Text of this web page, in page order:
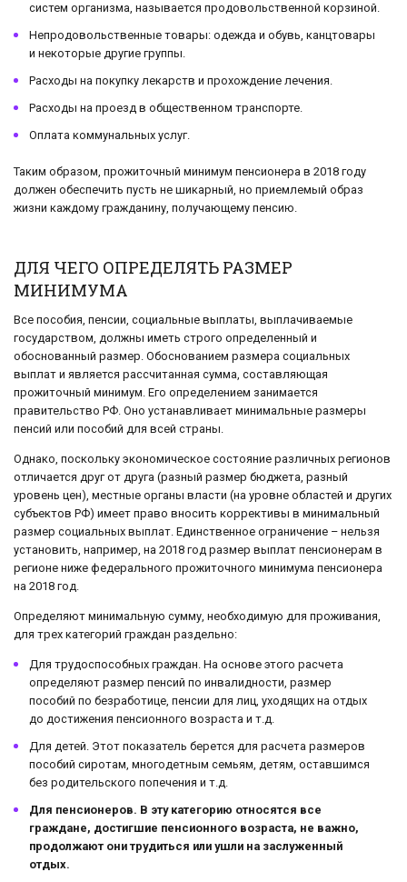
систем организма, называется продовольственной корзиной.
Непродовольственные товары: одежда и обувь, канцтовары
и некоторые другие группы.
Расходы на покупку лекарств и прохождение лечения.
Расходы на проезд в общественном транспорте.
Оплата коммунальных услуг.
Таким образом, прожиточный минимум пенсионера в 2018 году
должен обеспечить пусть не шикарный, но приемлемый образ
жизни каждому гражданину, получающему пенсию.
ДЛЯ ЧЕГО ОПРЕДЕЛЯТЬ РАЗМЕР
МИНИМУМА
Все пособия, пенсии, социальные выплаты, выплачиваемые
государством, должны иметь строго определенный и
обоснованный размер. Обоснованием размера социальных
выплат и является рассчитанная сумма, составляющая
прожиточный минимум. Его определением занимается
правительство РФ. Оно устанавливает минимальные размеры
пенсий или пособий для всей страны.
Однако, поскольку экономическое состояние различных регионов
отличается друг от друга (разный размер бюджета, разный
уровень цен), местные органы власти (на уровне областей и других
субъектов РФ) имеет право вносить коррективы в минимальный
размер социальных выплат. Единственное ограничение – нельзя
установить, например, на 2018 год размер выплат пенсионерам в
регионе ниже федерального прожиточного минимума пенсионера
на 2018 год.
Определяют минимальную сумму, необходимую для проживания,
для трех категорий граждан раздельно:
Для трудоспособных граждан. На основе этого расчета
определяют размер пенсий по инвалидности, размер
пособий по безработице, пенсии для лиц, уходящих на отдых
до достижения пенсионного возраста и т.д.
Для детей. Этот показатель берется для расчета размеров
пособий сиротам, многодетным семьям, детям, оставшимся
без родительского попечения и т.д.
Для пенсионеров. В эту категорию относятся все
граждане, достигшие пенсионного возраста, не важно,
продолжают они трудиться или ушли на заслуженный
отдых.